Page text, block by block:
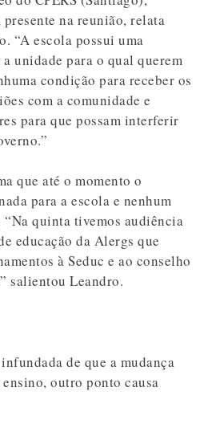
na reunião, relata
“A escola possui uma
unidade para o qual querem
condição para receber os
com a comunidade e
para que possam interferir
que até o momento o
para a escola e nenhum
“Na quinta tivemos audiência
educação da Alergs que
à Seduc e ao conselho
salientou Leandro.
de que a mudança
outro ponto causa